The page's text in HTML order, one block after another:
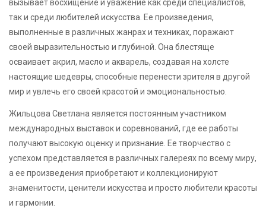
вызывает восхищение и уважение как среди специалистов,
так и среди любителей искусства. Ее произведения,
выполненные в различных жанрах и техниках, поражают
своей выразительностью и глубиной. Она блестяще
осваивает акрил, масло и акварель, создавая на холсте
настоящие шедевры, способные перенести зрителя в другой
мир и увлечь его своей красотой и эмоциональностью.
Жильцова Светлана является постоянным участником
международных выставок и соревнований, где ее работы
получают высокую оценку и признание. Ее творчество с
успехом представляется в различных галереях по всему миру,
а ее произведения приобретают и коллекционируют
знаменитости, ценители искусства и просто любители красоты
и гармонии.